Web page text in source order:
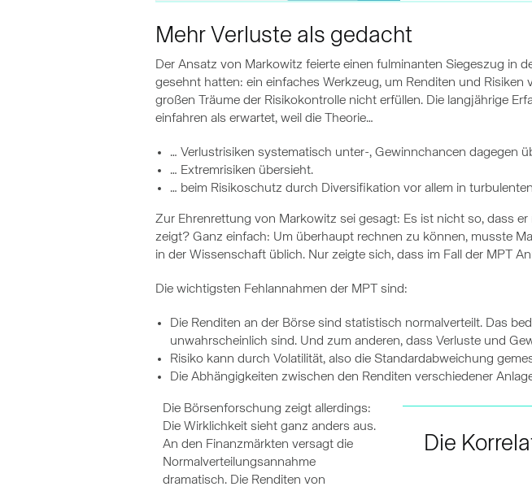
Mehr Verluste als gedacht
Der Ansatz von Markowitz feierte einen fulminanten Siegeszug in
gesehnt hatten: ein einfaches Werkzeug, um Renditen und
großen Träume der Risikokontrolle nicht erfüllen. Die langjährige
einfahren als erwartet, weil die Theorie…
… Verlustrisiken systematisch unter-, Gewinnchancen dagegen
… Extremrisiken übersieht.
… beim Risikoschutz durch Diversifikation vor allem in
Zur Ehrenrettung von Markowitz sei gesagt: Es ist nicht so, dass
zeigt? Ganz einfach: Um überhaupt rechnen zu können, musste
in der Wissenschaft üblich. Nur zeigte sich, dass im Fall der MPT
Die wichtigsten Fehlannahmen der MPT sind:
Die Renditen an der Börse sind statistisch normalverteilt. Das
unwahrscheinlich sind. Und zum anderen, dass Verluste und
Risiko kann durch Volatilität, also die Standardabweichung
Die Abhängigkeiten zwischen den Renditen verschiedener
Die
Die Börsenforschung zeigt allerdings:
Die Wirklichkeit sieht ganz anders aus.
An den Finanzmärkten versagt die
Normalverteilungsannahme
dramatisch. Die Renditen von